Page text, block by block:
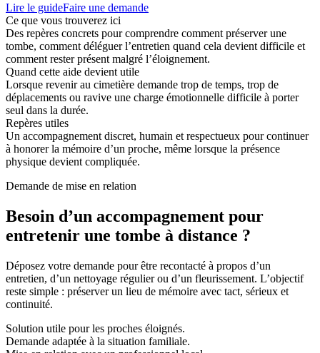
Lire le guideFaire une demande
Ce que vous trouverez ici
Des repères concrets pour comprendre comment préserver une
tombe, comment déléguer l’entretien quand cela devient difficile et
comment rester présent malgré l’éloignement.
Quand cette aide devient utile
Lorsque revenir au cimetière demande trop de temps, trop de
déplacements ou ravive une charge émotionnelle difficile à porter
seul dans la durée.
Repères utiles
Un accompagnement discret, humain et respectueux pour continuer
à honorer la mémoire d’un proche, même lorsque la présence
physique devient compliquée.
Demande de mise en relation
Besoin d’un accompagnement pour
entretenir une tombe à distance ?
Déposez votre demande pour être recontacté à propos d’un
entretien, d’un nettoyage régulier ou d’un fleurissement. L’objectif
reste simple : préserver un lieu de mémoire avec tact, sérieux et
continuité.
Solution utile pour les proches éloignés.
Demande adaptée à la situation familiale.